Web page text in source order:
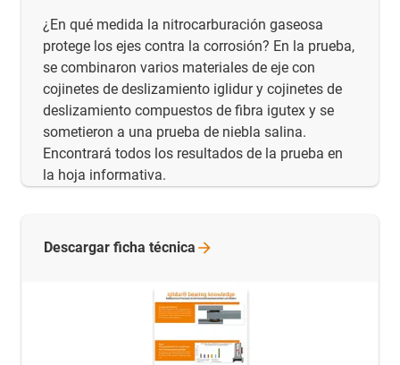
¿En qué medida la nitrocarburación gaseosa
protege los ejes contra la corrosión? En la prueba,
se combinaron varios materiales de eje con
cojinetes de deslizamiento iglidur y cojinetes de
deslizamiento compuestos de fibra igutex y se
sometieron a una prueba de niebla salina.
Encontrará todos los resultados de la prueba en
la hoja informativa.
Descargar ficha técnica